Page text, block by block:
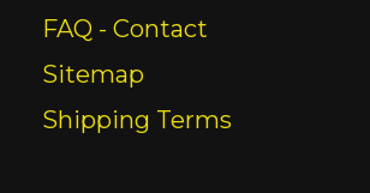
FAQ - Contact
Sitemap
Shipping Terms